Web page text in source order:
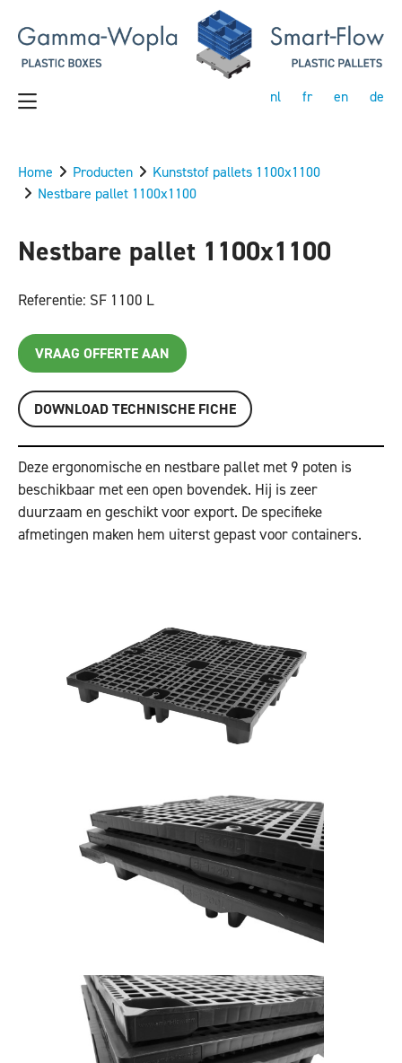
nl fr en de
Home Producten
Kunststof pallets 1100x1100
Nestbare pallet 1100x1100
Nestbare pallet 1100x1100
Referentie: SF 1100 L
VRAAG OFFERTE AAN
DOWNLOAD TECHNISCHE FICHE
Deze ergonomische en nestbare pallet met 9 poten is
beschikbaar met een open bovendek. Hij is zeer
duurzaam en geschikt voor export. De specifieke
afmetingen maken hem uiterst gepast voor containers.